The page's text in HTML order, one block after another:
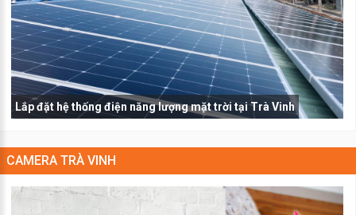
Lắp đặt hệ thống điện năng lượng mặt trời tại Trà Vinh
CAMERA TRÀ VINH